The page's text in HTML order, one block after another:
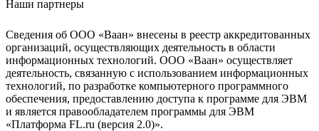
Наши партнеры
Сведения об ООО «Ваан» внесены в реестр аккредитованных
организаций, осуществляющих деятельность в области
информационных технологий. ООО «Ваан» осуществляет
деятельность, связанную с использованием информационных
технологий, по разработке компьютерного программного
обеспечения, предоставлению доступа к программе для ЭВМ
и является правообладателем программы для ЭВМ
«Платформа FL.ru (версия 2.0)».